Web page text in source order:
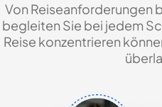
Von Reiseanforderungen
begleiten Sie bei jedem
Reise konzentrieren